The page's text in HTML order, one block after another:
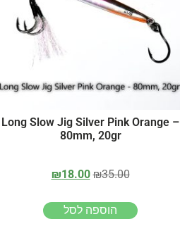
Long Slow Jig Silver Pink Orange –
80mm, 20gr
₪35.00
₪18.00
הוספה לסל